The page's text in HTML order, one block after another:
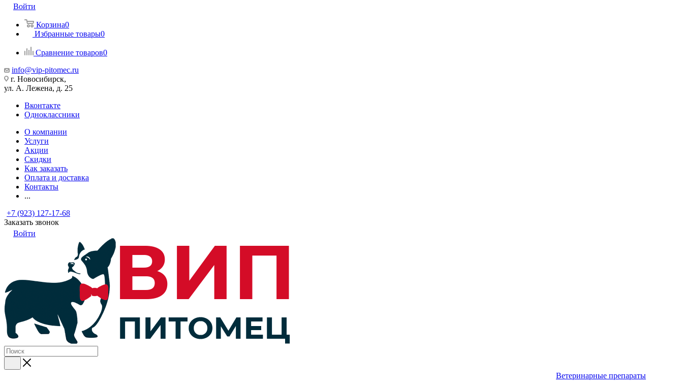
Войти
Корзина0
Избранные товары0
Сравнение товаров0
info@vip-pitomec.ru
г. Новосибирск,
ул. А. Лежена, д. 25
Вконтакте
Одноклассники
О компании
Услуги
Акции
Скидки
Как заказать
Оплата и доставка
Контакты
...
+7 (923) 127-17-68
Заказать звонок
Войти
Ветеринарные препараты